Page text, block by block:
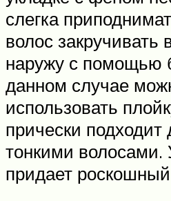
слегка
волос закручивать
наружу с помощью
данном случае
использовать
прически
тонкими волосами.
придает